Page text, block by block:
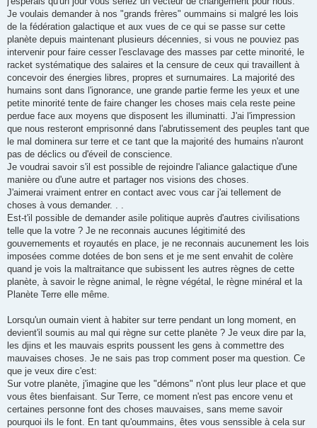
Je voulais demander à nos "grands frères" oummains si malgré les lois
de la fédération galactique et aux vues de ce qui se passe sur cette
planète depuis maintenant plusieurs décennies, si vous ne pouviez pas
intervenir pour faire cesser l'esclavage des masses par cette minorité, le
racket systématique des salaires et la censure de ceux qui travaillent à
concevoir des énergies libres, propres et surnumaires. La majorité des
humains sont dans l'ignorance, une grande partie ferme les yeux et une
petite minorité tente de faire changer les choses mais cela reste peine
perdue face aux moyens que disposent les illuminatti. J'ai l'impression
que nous resteront emprisonné dans l'abrutissement des peuples tant que
le mal dominera sur terre et ce tant que la majorité des humains n'auront
pas de déclics ou d'éveil de conscience.
Je voudrai savoir s'il est possible de rejoindre l'aliance galactique d'une
manière ou d'une autre et partager nos visions des choses.
J'aimerai vraiment entrer en contact avec vous car j'ai tellement de
choses à vous demander. . .
Est-t'il possible de demander asile politique auprès d'autres civilisations
telle que la votre ? Je ne reconnais aucunes légitimité des
gouvernements et royautés en place, je ne reconnais aucunement les lois
imposées comme dotées de bon sens et je me sent envahit de colère
quand je vois la maltraitance que subissent les autres règnes de cette
planète, à savoir le règne animal, le règne végétal, le règne minéral et la
Planète Terre elle même.
Lorsqu'un oumain vient à habiter sur terre pendant un long moment, en
devient'il soumis au mal qui règne sur cette planète ? Je veux dire par la,
les djins et les mauvais esprits poussent les gens à commettre des
mauvaises choses. Je ne sais pas trop comment poser ma question. Ce
que je veux dire c'est:
Sur votre planète, j'imagine que les "démons" n'ont plus leur place et que
vous êtes bienfaisant. Sur Terre, ce moment n'est pas encore venu et
certaines personne font des choses mauvaises, sans meme savoir
pourquoi ils le font. En tant qu'oummains, êtes vous senssible à cela sur